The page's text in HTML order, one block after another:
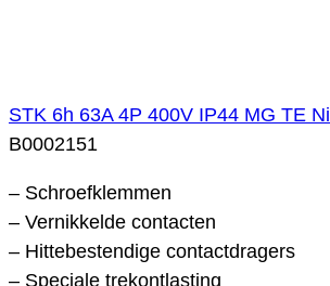
STK 6h 63A 4P 400V IP44 MG TE Ni
B0002151
– Schroefklemmen
– Vernikkelde contacten
– Hittebestendige contactdragers
– Speciale trekontlasting